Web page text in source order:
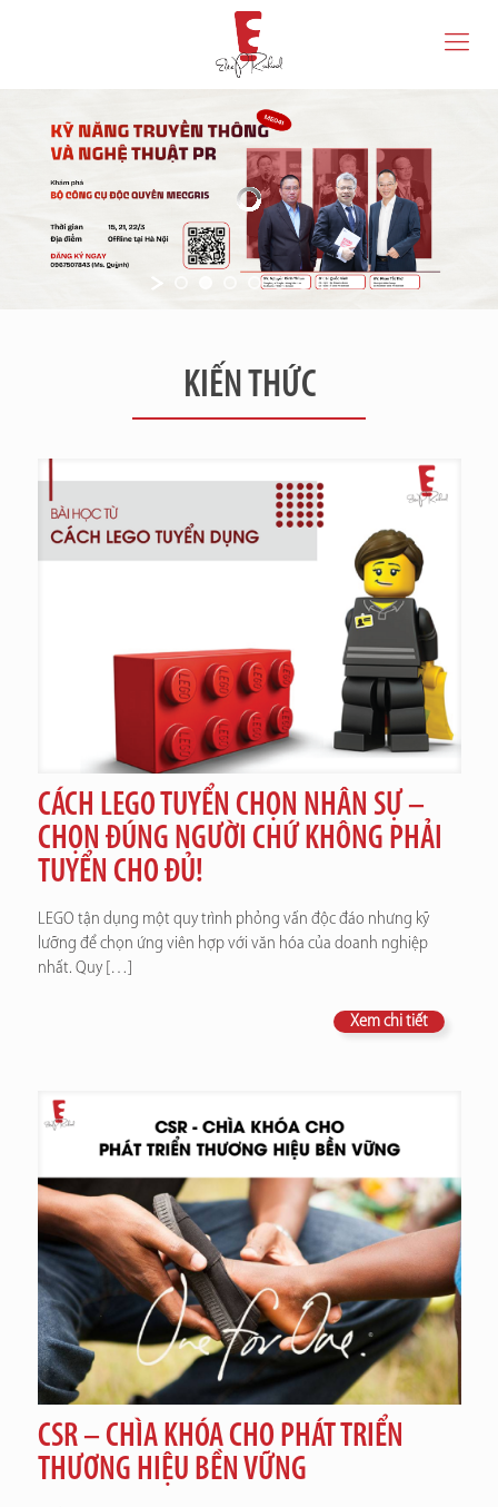
KIẾN THỨC
CÁCH LEGO TUYỂN CHỌN NHÂN SỰ –
CHỌN ĐÚNG NGƯỜI CHỨ KHÔNG PHẢI
TUYỂN CHO ĐỦ!
LEGO tận dụng một quy trình phỏng vấn độc đáo nhưng kỹ
lưỡng để chọn ứng viên hợp với văn hóa của doanh nghiệp
nhất. Quy[…]
Xem chi tiết
CSR – CHÌA KHÓA CHO PHÁT TRIỂN
THƯƠNG HIỆU BỀN VỮNG